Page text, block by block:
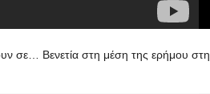
σε… Βενετία στη μέση της ερήμου στη